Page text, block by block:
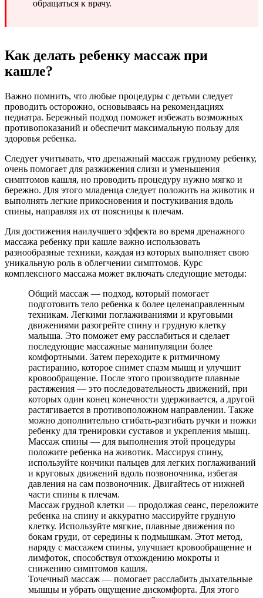
обращаться к врачу.
Как делать ребенку массаж при
кашле?
Важно помнить, что любые процедуры с детьми следует
проводить осторожно, основываясь на рекомендациях
педиатра. Бережный подход поможет избежать возможных
противопоказаний и обеспечит максимальную пользу для
здоровья ребенка.
Следует учитывать, что дренажный массаж грудному ребенку,
очень помогает для разжижения слизи и уменьшения
симптомов кашля, но проводить процедуру нужно мягко и
бережно. Для этого младенца следует положить на животик и
выполнять легкие прикосновения и постукивания вдоль
спины, направляя их от поясницы к плечам.
Для достижения наилучшего эффекта во время дренажного
массажа ребенку при кашле важно использовать
разнообразные техники, каждая из которых выполняет свою
уникальную роль в облегчении симптомов. Курс
комплексного массажа может включать следующие методы:
Общий массаж — подход, который помогает
подготовить тело ребенка к более целенаправленным
техникам. Легкими поглаживаниями и круговыми
движениями разогрейте спину и грудную клетку
малыша. Это поможет ему расслабиться и сделает
последующие массажные манипуляции более
комфортными. Затем переходите к ритмичному
растиранию, которое снимет спазм мышц и улучшит
кровообращение. После этого производите плавные
растяжения — это последовательность движений, при
которых один конец конечности удерживается, а другой
растягивается в противоположном направлении. Также
можно дополнительно сгибать-разгибать ручки и ножки
ребенку для тренировки суставов и укрепления мышц.
Массаж спины — для выполнения этой процедуры
положите ребенка на животик. Массируя спину,
используйте кончики пальцев для легких поглаживаний
и круговых движений вдоль позвоночника, избегая
давления на сам позвоночник. Двигайтесь от нижней
части спины к плечам.
Массаж грудной клетки — продолжая сеанс, переложите
ребенка на спину и аккуратно массируйте грудную
клетку. Используйте мягкие, плавные движения по
бокам груди, от середины к подмышкам. Этот метод,
наряду с массажем спины, улучшает кровообращение и
лимфоток, способствуя отхождению мокроты и
снижению симптомов кашля.
Точечный массаж — помогает расслабить дыхательные
мышцы и убрать ощущение дискомфорта. Для этого